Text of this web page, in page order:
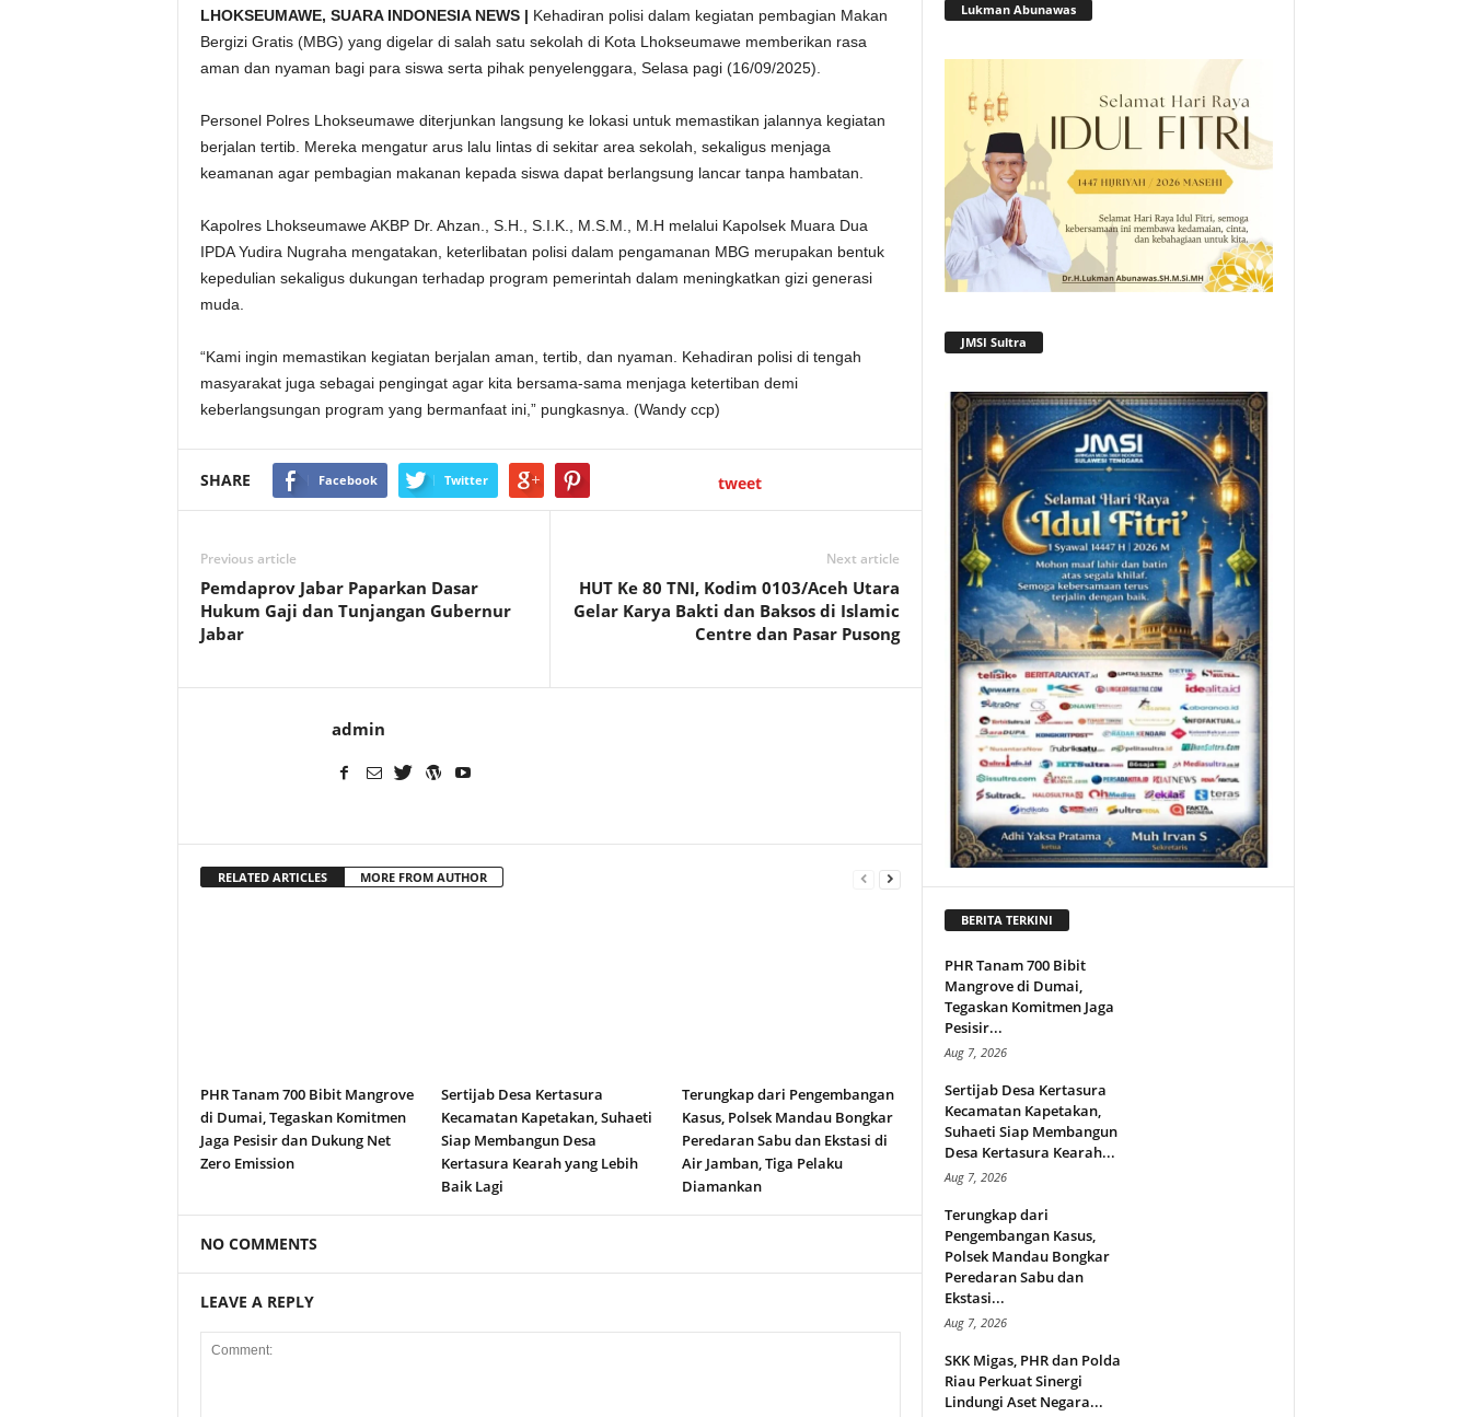
LHOKSEUMAWE, SUARA INDONESIA NEWS | Kehadiran polisi dalam kegiatan pembagian Makan
Bergizi Gratis (MBG) yang digelar di salah satu sekolah di Kota Lhokseumawe memberikan rasa
aman dan nyaman bagi para siswa serta pihak penyelenggara, Selasa pagi (16/09/2025).
Personel Polres Lhokseumawe diterjunkan langsung ke lokasi untuk memastikan jalannya kegiatan
berjalan tertib. Mereka mengatur arus lalu lintas di sekitar area sekolah, sekaligus menjaga
keamanan agar pembagian makanan kepada siswa dapat berlangsung lancar tanpa hambatan.
Kapolres Lhokseumawe AKBP Dr. Ahzan., S.H., S.I.K., M.S.M., M.H melalui Kapolsek Muara Dua
IPDA Yudira Nugraha mengatakan, keterlibatan polisi dalam pengamanan MBG merupakan bentuk
kepedulian sekaligus dukungan terhadap program pemerintah dalam meningkatkan gizi generasi
muda.
“Kami ingin memastikan kegiatan berjalan aman, tertib, dan nyaman. Kehadiran polisi di tengah
masyarakat juga sebagai pengingat agar kita bersama-sama menjaga ketertiban demi
keberlangsungan program yang bermanfaat ini,” pungkasnya. (Wandy ccp)
SHARE Facebook Twitter tweet
Previous article
Pemdaprov Jabar Paparkan Dasar
Hukum Gaji dan Tunjangan Gubernur
Jabar
Next article
HUT Ke 80 TNI, Kodim 0103/Aceh Utara
Gelar Karya Bakti dan Baksos di Islamic
Centre dan Pasar Pusong
admin
RELATED ARTICLES MORE FROM AUTHOR
PHR Tanam 700 Bibit Mangrove
di Dumai, Tegaskan Komitmen
Jaga Pesisir dan Dukung Net
Zero Emission
Sertijab Desa Kertasura
Kecamatan Kapetakan, Suhaeti
Siap Membangun Desa
Kertasura Kearah yang Lebih
Baik Lagi
Terungkap dari Pengembangan
Kasus, Polsek Mandau Bongkar
Peredaran Sabu dan Ekstasi di
Air Jamban, Tiga Pelaku
Diamankan
NO COMMENTS
LEAVE A REPLY
Lukman Abunawas
JMSI Sultra
BERITA TERKINI
PHR Tanam 700 Bibit
Mangrove di Dumai,
Tegaskan Komitmen Jaga
Pesisir...
Aug 7, 2026
Sertijab Desa Kertasura
Kecamatan Kapetakan,
Suhaeti Siap Membangun
Desa Kertasura Kearah...
Aug 7, 2026
Terungkap dari
Pengembangan Kasus,
Polsek Mandau Bongkar
Peredaran Sabu dan
Ekstasi...
Aug 7, 2026
SKK Migas, PHR dan Polda
Riau Perkuat Sinergi
Lindungi Aset Negara...